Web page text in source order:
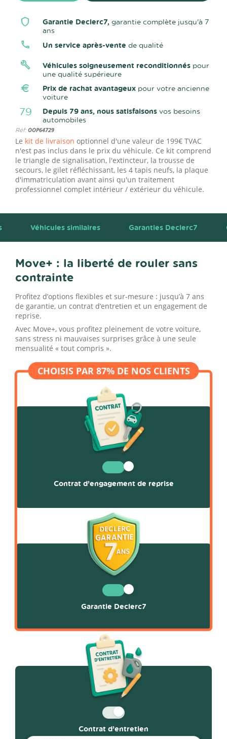
Garantie Declerc7, garantie complète jusqu'à 7
ans
Un service après-vente de qualité
Véhicules soigneusement reconditionnés pour
une qualité supérieure
Prix de rachat avantageux pour votre ancienne
voiture
79 Depuis 79 ans, nous satisfaisons vos besoins
automobiles
Réf: OOP64729
Le kit de livraison optionnel d'une valeur de 199€ TVAC
n'est pas inclus dans le prix du véhicule. Ce kit comprend
le triangle de signalisation, l'extincteur, la trousse de
secours, le gilet réfléchissant, les 4 tapis neufs, la plaque
d'immatriculation avant ainsi qu'un traitement
professionnel complet intérieur / extérieur du véhicule.
Véhicules similaires Garanties Declerc7
Move+ : la liberté de rouler sans
contrainte
Profitez d’options flexibles et sur-mesure : jusqu’à 7 ans
de garantie, un contrat d’entretien et un engagement de
reprise.
Avec Move+, vous profitez pleinement de votre voiture,
sans stress ni mauvaises surprises grâce à une seule
mensualité « tout compris ».
Contrat d’engagement de reprise
Garantie Declerc7
Contrat d’entretien